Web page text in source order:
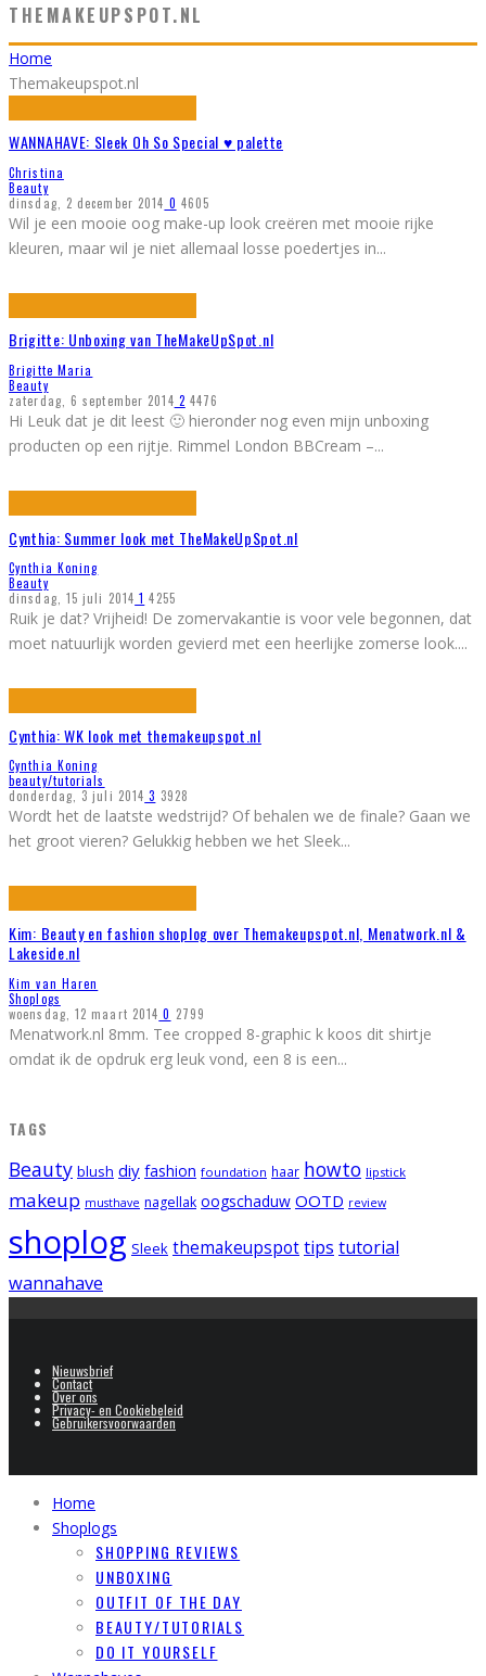
THEMAKEUPSPOT.NL
Home
Themakeupspot.nl
WANNAHAVE: Sleek Oh So Special ♥ palette
Christina
Beauty
dinsdag, 2 december 2014 0 4605
Wil je een mooie oog make-up look creëren met mooie rijke
kleuren, maar wil je niet allemaal losse poedertjes in...
Brigitte: Unboxing van TheMakeUpSpot.nl
Brigitte Maria
Beauty
zaterdag, 6 september 2014 2 4476
Hi Leuk dat je dit leest 🙂 hieronder nog even mijn unboxing
producten op een rijtje. Rimmel London BBCream –...
Cynthia: Summer look met TheMakeUpSpot.nl
Cynthia Koning
Beauty
dinsdag, 15 juli 2014 1 4255
Ruik je dat? Vrijheid! De zomervakantie is voor vele begonnen, dat
moet natuurlijk worden gevierd met een heerlijke zomerse look....
Cynthia: WK look met themakeupspot.nl
Cynthia Koning
beauty/tutorials
donderdag, 3 juli 2014 3 3928
Wordt het de laatste wedstrijd? Of behalen we de finale? Gaan we
het groot vieren? Gelukkig hebben we het Sleek...
Kim: Beauty en fashion shoplog over Themakeupspot.nl, Menatwork.nl &
Lakeside.nl
Kim van Haren
Shoplogs
woensdag, 12 maart 2014 0 2799
Menatwork.nl 8mm. Tee cropped 8-graphic k koos dit shirtje
omdat ik de opdruk erg leuk vond, een 8 is een...
TAGS
Beauty blush diy fashion foundation haar howto lipstick
makeup musthave nagellak oogschaduw OOTD review
shoplog Sleek themakeupspottips tutorial
wannahave
Nieuwsbrief
Contact
Over ons
Privacy- en Cookiebeleid
Gebruikersvoorwaarden
Home
Shoplogs
SHOPPING REVIEWS
UNBOXING
OUTFIT OF THE DAY
BEAUTY/TUTORIALS
DO IT YOURSELF